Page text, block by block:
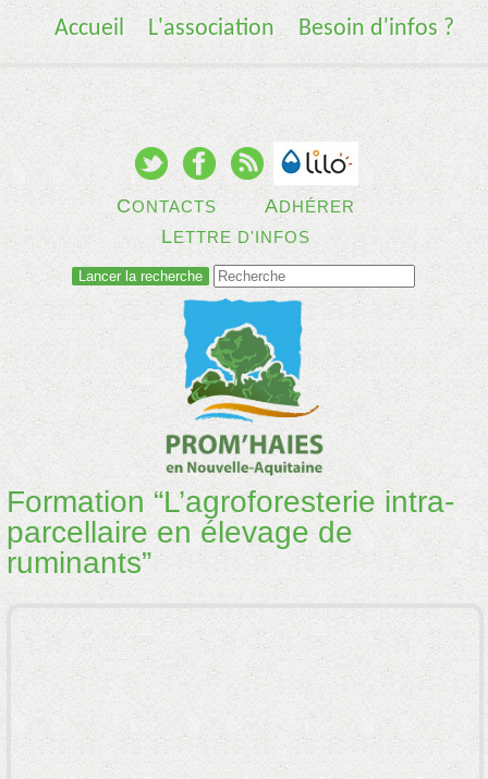
CONTACTS ADHÉRER
LETTRE D'INFOS
Accueil L'association Besoin d'infos ?
Formation “L’agroforesterie intra-
parcellaire en élevage de
ruminants”